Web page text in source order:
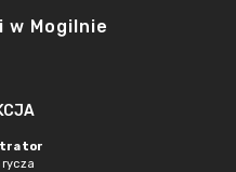
w Mogilnie